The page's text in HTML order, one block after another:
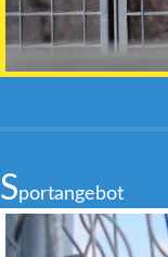
Sportangebot